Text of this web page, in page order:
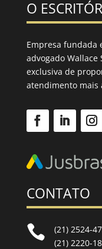
O
Empresa fundada
advogado
exclusiva de
atendimento mais
CONTATO

(21) 2524-
(21) 2220-